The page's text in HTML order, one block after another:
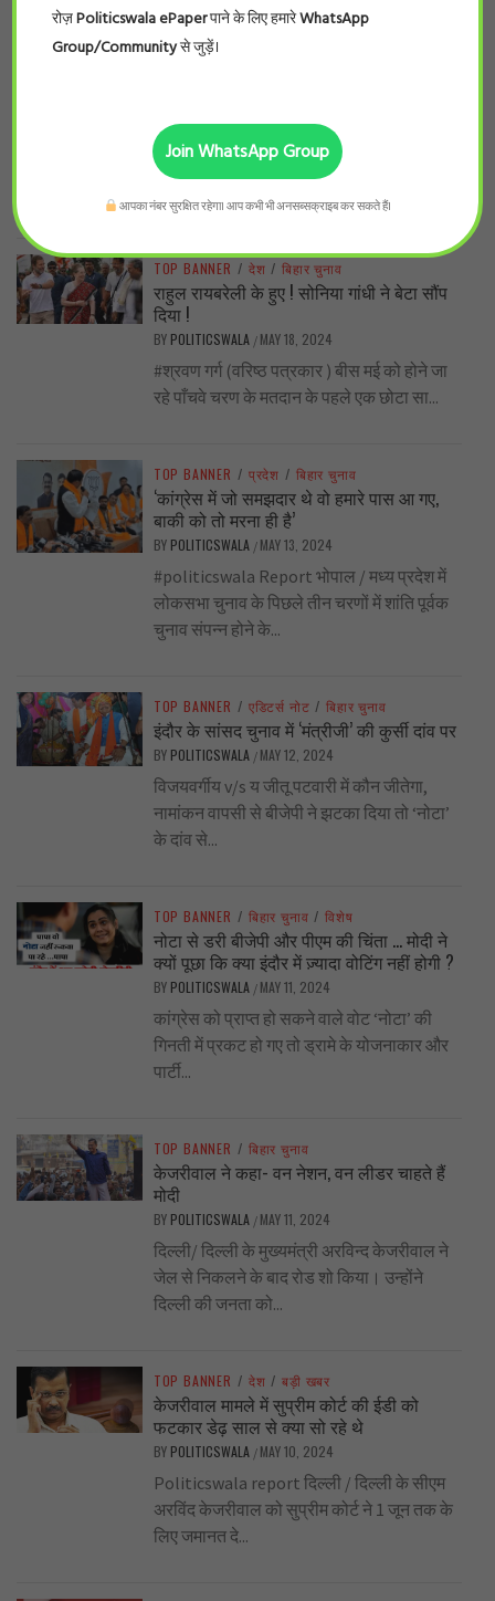
TOP BANNER
-सुनील कुमार भारत के सरकारी और निजी मेडिकल
कॉलेजों में दाखिले के लिए होने वाले इम्तिहान, नीट,
TOP BANNER / देश / बिहार चुनाव
राहुल रायबरेली के हुए ! सोनिया गांधी ने बेटा सौंप
दिया !
BY POLITICSWALA / MAY 18, 2024
#श्रवण गर्ग (वरिष्ठ पत्रकार ) बीस मई को होने जा
रहे पाँचवे चरण के मतदान के पहले एक छोटा सा...
TOP BANNER / प्रदेश / बिहार चुनाव
‘कांग्रेस में जो समझदार थे वो हमारे पास आ गए,
बाकी को तो मरना ही है’
BY POLITICSWALA / MAY 13, 2024
#politicswala Report भोपाल / मध्य प्रदेश में
लोकसभा चुनाव के पिछले तीन चरणों में शांति पूर्वक
चुनाव संपन्न होने के...
TOP BANNER / एडिटर्स नोट / बिहार चुनाव
इंदौर के सांसद चुनाव में ‘मंत्रीजी’ की कुर्सी दांव पर
BY POLITICSWALA / MAY 12, 2024
विजयवर्गीय v/s य जीतू पटवारी में कौन जीतेगा,
नामांकन वापसी से बीजेपी ने झटका दिया तो ‘नोटा’
के दांव से...
TOP BANNER / बिहार चुनाव / विशेष
नोटा से डरी बीजेपी और पीएम की चिंता … मोदी ने
क्यों पूछा कि क्या इंदौर में ज़्यादा वोटिंग नहीं होगी ?
BY POLITICSWALA / MAY 11, 2024
कांग्रेस को प्राप्त हो सकने वाले वोट ‘नोटा’ की
गिनती में प्रकट हो गए तो ड्रामे के योजनाकार और
पार्टी...
TOP BANNER / बिहार चुनाव
केजरीवाल ने कहा- वन नेशन, वन लीडर चाहते हैं
मोदी
BY POLITICSWALA / MAY 11, 2024
दिल्ली/ दिल्ली के मुख्यमंत्री अरविन्द केजरीवाल ने
जेल से निकलने के बाद रोड शो किया। उन्होंने
दिल्ली की जनता को...
TOP BANNER / देश / बड़ी खबर
केजरीवाल मामले में सुप्रीम कोर्ट की ईडी को
फटकार डेढ़ साल से क्या सो रहे थे
BY POLITICSWALA / MAY 10, 2024
Politicswala report दिल्ली / दिल्ली के सीएम
अरविंद केजरीवाल को सुप्रीम कोर्ट ने 1 जून तक के
लिए जमानत दे...
रोज़Politicswala ePaperपाने के लिए हमारेWhatsApp
Group/Communityसे जुड़ें।
Join WhatsApp Group
आपका नंबर सुरक्षित रहेगा। आप कभी भी अनसब्सक्राइब कर सकते हैं।